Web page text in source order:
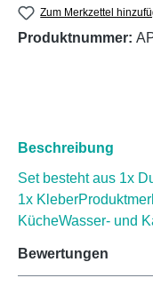
Zum Merkzettel
Produktnummer:
Beschreibung
Set besteht aus 1x
1x
KücheWasser- und
Bewertungen